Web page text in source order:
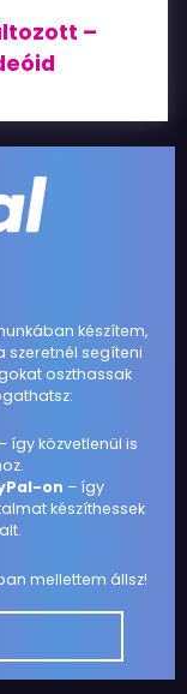
–
készítem,
szeretnél segíteni
oszthassak
– így közvetlenül is
on – így
készíthessek
mellettem állsz!